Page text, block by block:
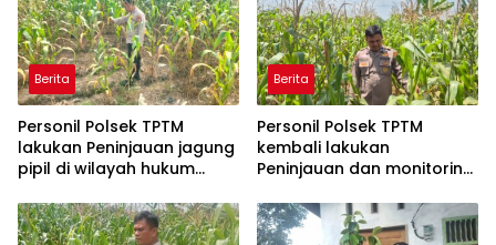
Berita
Personil Polsek TPTM
lakukan Peninjauan jagung
pipil di wilayah hukum
Berita
Personil Polsek TPTM
kembali lakukan
Peninjauan dan monitoring
wilayah hukum Polsek
TPTM